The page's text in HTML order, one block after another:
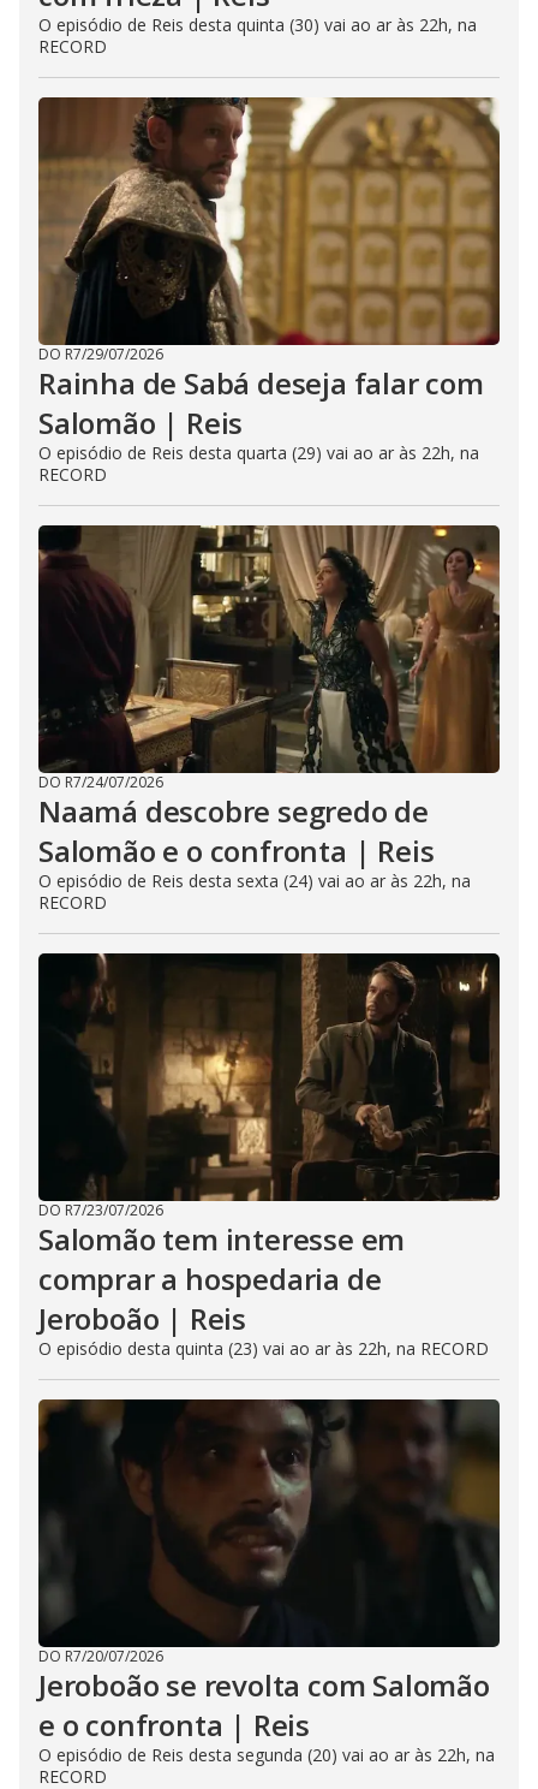
O episódio de Reis desta quinta (30) vai ao ar às 22h, na
RECORD
DO R7/29/07/2026
Rainha de Sabá deseja falar com
Salomão | Reis
O episódio de Reis desta quarta (29) vai ao ar às 22h, na
RECORD
DO R7/24/07/2026
Naamá descobre segredo de
Salomão e o confronta | Reis
O episódio de Reis desta sexta (24) vai ao ar às 22h, na
RECORD
DO R7/23/07/2026
Salomão tem interesse em
comprar a hospedaria de
Jeroboão | Reis
O episódio desta quinta (23) vai ao ar às 22h, na RECORD
DO R7/20/07/2026
Jeroboão se revolta com Salomão
e o confronta | Reis
O episódio de Reis desta segunda (20) vai ao ar às 22h, na
RECORD